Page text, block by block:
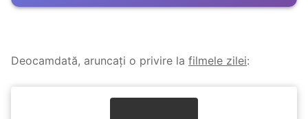
Deocamdată, aruncați o privire la filmele zilei: